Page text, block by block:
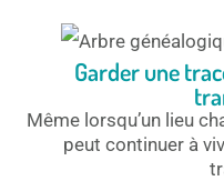
Garder une
Même lorsqu’un lieu
peut continuer à